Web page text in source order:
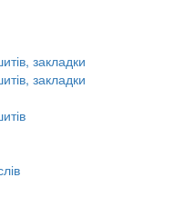
закладки
закладки